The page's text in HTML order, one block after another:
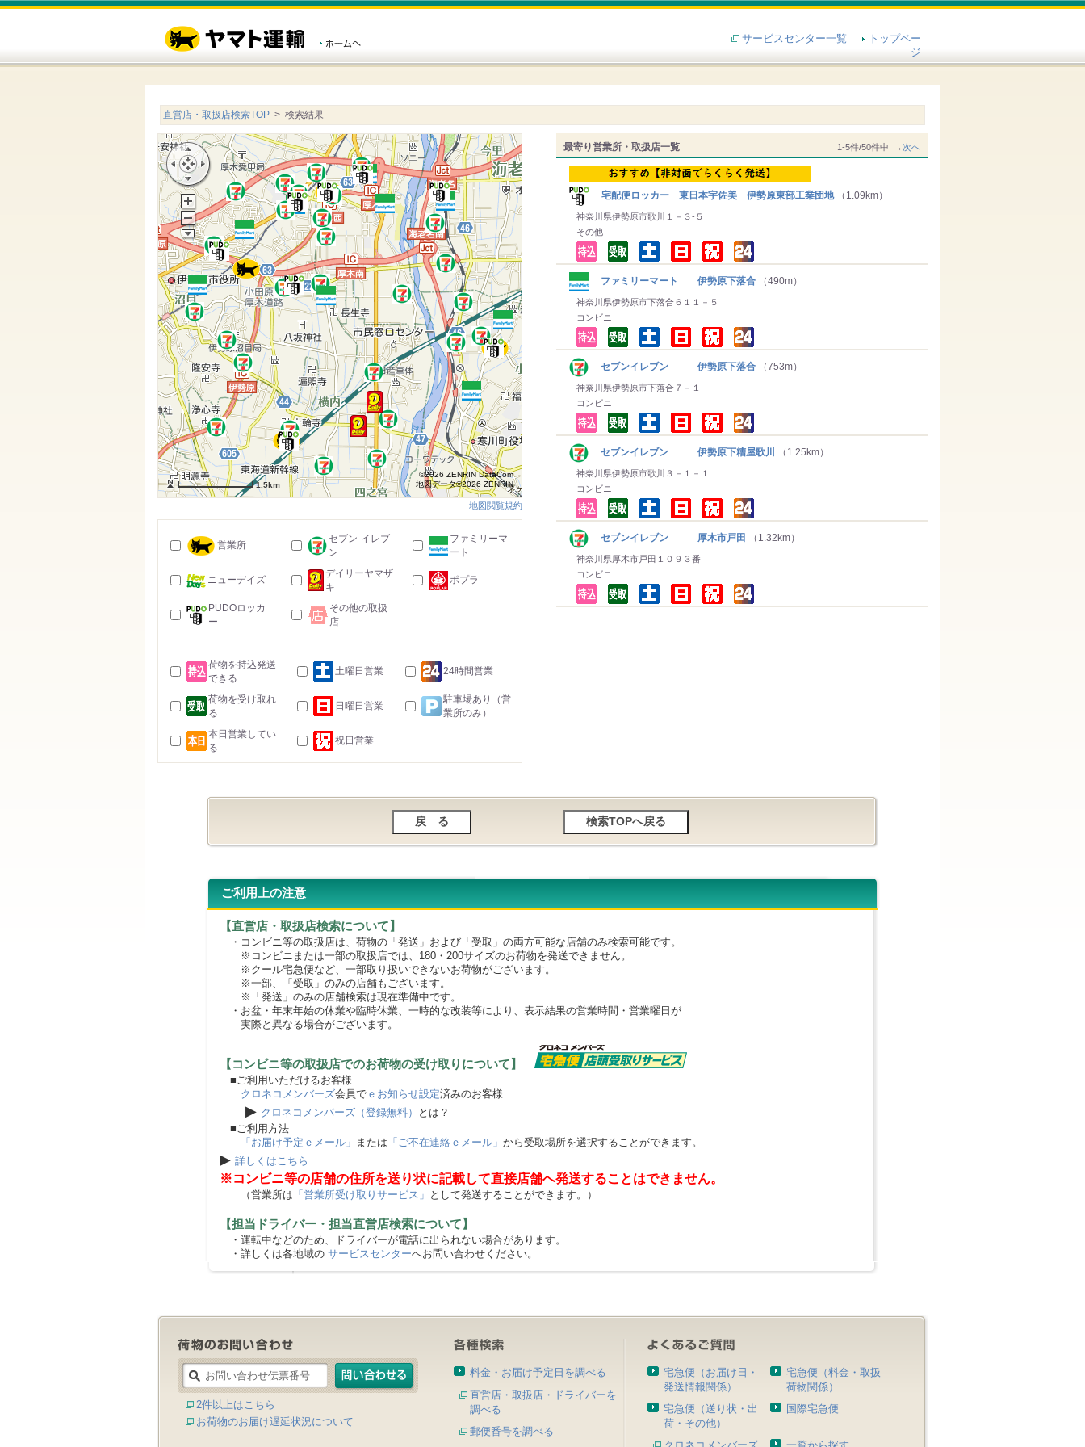
サービスセンター一覧
トップペー
ジ
直営店・取扱店検索TOP > 検索結果
最寄り営業所・取扱店一覧 1-5件/50件中 →次へ
宅配便ロッカー 東日本宇佐美 伊勢原東部工業団地 （1.09km）
神奈川県伊勢原市歌川１－３‐５
その他
ファミリーマート 伊勢原下落合 （490m）
神奈川県伊勢原市下落合６１１－５
コンビニ
セブンイレブン 伊勢原下落合 （753m）
神奈川県伊勢原市下落合７－１
コンビニ
セブンイレブン 伊勢原下糟屋歌川 （1.25km）
神奈川県伊勢原市歌川３－１－１
コンビニ
セブンイレブン 厚木市戸田 （1.32km）
神奈川県厚木市戸田１０９３番
コンビニ
1.5km
©2026 ZENRIN DataCom
地図データ©2026 ZENRIN
地図閲覧規約
営業所
セブン-イレブ
ン
ファミリーマ
ート
ニューデイズ
デイリーヤマザ
キ
ポプラ
PUDOロッカ
ー
その他の取扱
店
荷物を持込発送
できる
土曜日営業 24時間営業
荷物を受け取れ
る
日曜日営業
駐車場あり（営
業所のみ）
本日営業してい
る
祝日営業
ご利用上の注意
【直営店・取扱店検索について】
・コンビニ等の取扱店は、荷物の「発送」および「受取」の両方可能な店舗のみ検索可能です。
※コンビニまたは一部の取扱店では、180・200サイズのお荷物を発送できません。
※クール宅急便など、一部取り扱いできないお荷物がございます。
※一部、「受取」のみの店舗もございます。
※「発送」のみの店舗検索は現在準備中です。
・お盆・年末年始の休業や臨時休業、一時的な改装等により、表示結果の営業時間・営業曜日が
実際と異なる場合がございます。
【コンビニ等の取扱店でのお荷物の受け取りについて】
■ご利用いただけるお客様
クロネコメンバーズ会員で ｅお知らせ設定済みのお客様
▶ クロネコメンバーズ（登録無料）
とは？
■ご利用方法
「お届け予定ｅメール」 または 「ご不在連絡ｅメール」 から受取場所を選択することができます。
▶ 詳しくはこちら
※コンビニ等の店舗の住所を送り状に記載して直接店舗へ発送することはできません。
（営業所は 「営業所受け取りサービス」 として発送することができます。）
【担当ドライバー・担当直営店検索について】
・運転中などのため、ドライバーが電話に出られない場合があります。
・詳しくは各地域の サービスセンターへお問い合わせください。
2件以上はこちら
お荷物のお届け遅延状況について
料金・お届け予定日を調べる
直営店・取扱店・ドライバーを
調べる
郵便番号を調べる
宅急便（お届け日・
発送情報関係）
宅急便（料金・取扱
荷物関係）
宅急便（送り状・出
荷・その他）
国際宅急便